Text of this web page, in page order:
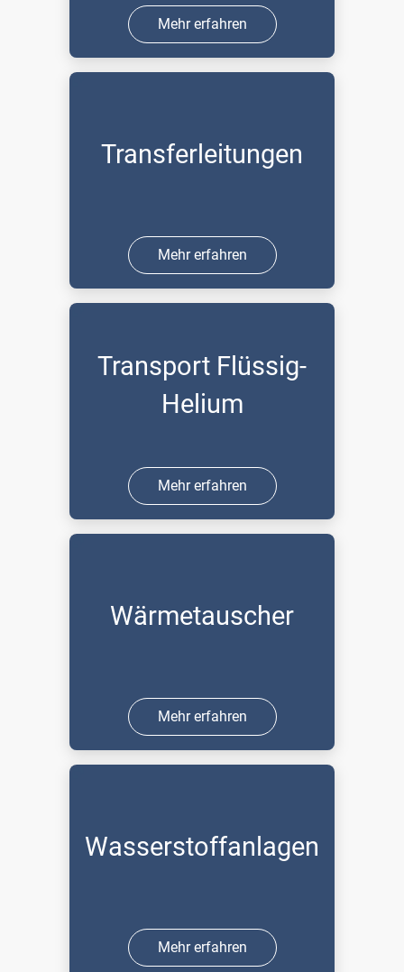
Mehr erfahren
Transferleitungen
Mehr erfahren
Transport Flüssig-
Helium
Mehr erfahren
Wärmetauscher
Mehr erfahren
Wasserstoffanlagen
Mehr erfahren